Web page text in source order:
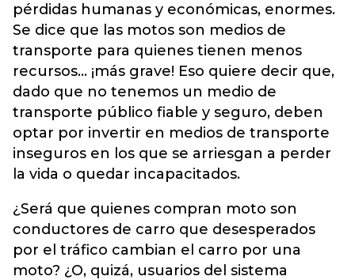
pérdidas humanas y económicas, enormes.
Se dice que las motos son medios de
transporte para quienes tienen menos
recursos… ¡más grave! Eso quiere decir que,
dado que no tenemos un medio de
transporte público fiable y seguro, deben
optar por invertir en medios de transporte
inseguros en los que se arriesgan a perder
la vida o quedar incapacitados.
¿Será que quienes compran moto son
conductores de carro que desesperados
por el tráfico cambian el carro por una
moto? ¿O, quizá, usuarios del sistema